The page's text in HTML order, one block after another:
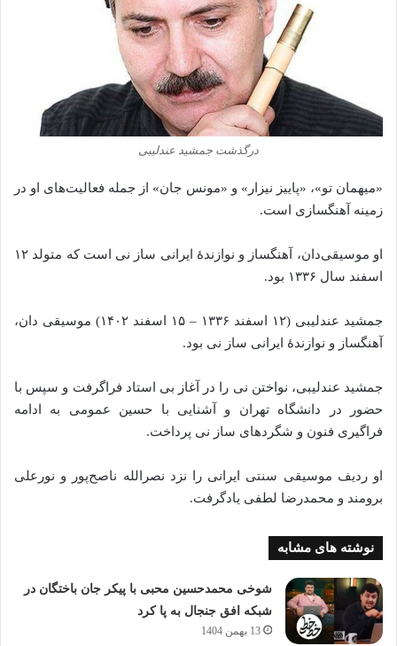
درگذشت جمشید عندلیبی
«میهمان تو»، «پاییز نیزار» و «مونس جان» از جمله فعالیت‌های او در
زمینه آهنگسازی است.
او موسیقی‌دان، آهنگساز و نوازندهٔ ایرانی ساز نی است که متولد ۱۲
اسفند سال ۱۳۳۶ بود.
جمشید عندلیبی (۱۲ اسفند ۱۳۳۶ – ۱۵ اسفند ۱۴۰۲) موسیقی دان،
آهنگساز و نوازندهٔ ایرانی ساز نی بود.
جمشید عندلیبی، نواختن نی را در آغاز بی استاد فراگرفت و سپس با
حضور در دانشگاه تهران و آشنایی با حسین عمومی به ادامه
فراگیری فنون و شگردهای ساز نی پرداخت.
او ردیف موسیقی سنتی ایرانی را نزد نصرالله ناصح‌پور و نورعلی
برومند و محمدرضا لطفی یادگرفت.
نوشته های مشابه
شوخی محمدحسین محبی با پیکر جان باختگان در
شبکه افق جنجال به پا کرد
13 بهمن 1404